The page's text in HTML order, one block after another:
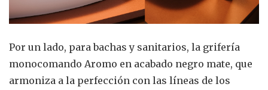
Por un lado, para bachas y sanitarios, la grifería
monocomando Aromo en acabado negro mate, que
armoniza a la perfección con las líneas de los